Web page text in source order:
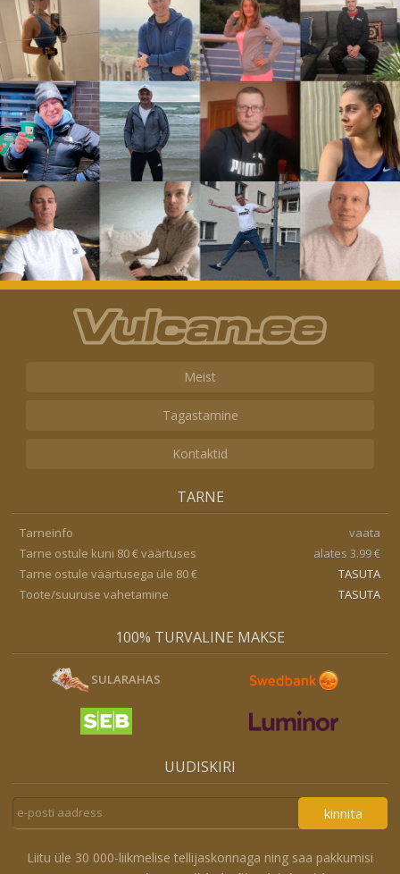
Meist
Tagastamine
Kontaktid
TARNE
Tarneinfo
vaata
Tarne ostule kuni 80 € väärtuses
alates 3.99 €
Tarne ostule väärtusega üle 80 €
TASUTA
Toote/suuruse vahetamine
TASUTA
100% TURVALINE MAKSE
SULARAHAS
UUDISKIRI
kinnita
Liitu üle 30 000-liikmelise tellijaskonnaga ning saa pakkumisi